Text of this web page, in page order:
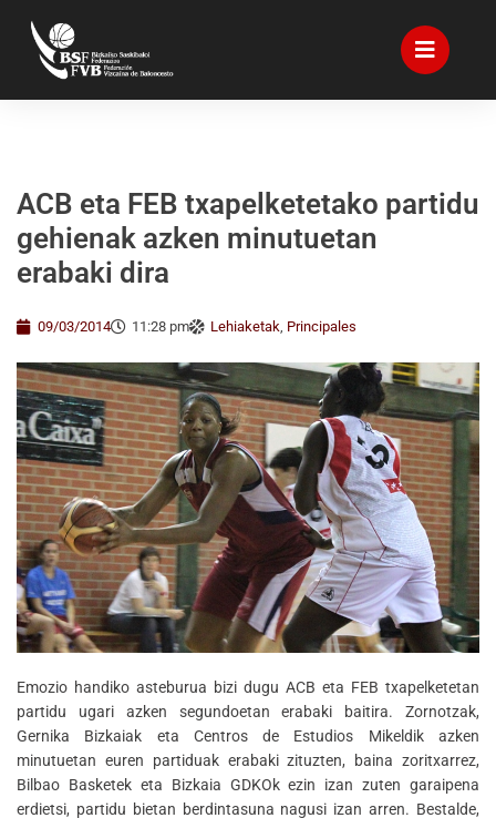
ACB eta FEB txapelketetako partidu
gehienak azken minutuetan
erabaki dira
09/03/2014 11:28 pm Lehiaketak, Principales
Emozio handiko asteburua bizi dugu ACB eta FEB txapelketetan
partidu ugari azken segundoetan erabaki baitira. Zornotzak,
Gernika Bizkaiak eta Centros de Estudios Mikeldik azken
minutuetan euren partiduak erabaki zituzten, baina zoritxarrez,
Bilbao Basketek eta Bizkaia GDKOk ezin izan zuten garaipena
erdietsi, partidu bietan berdintasuna nagusi izan arren. Bestalde,